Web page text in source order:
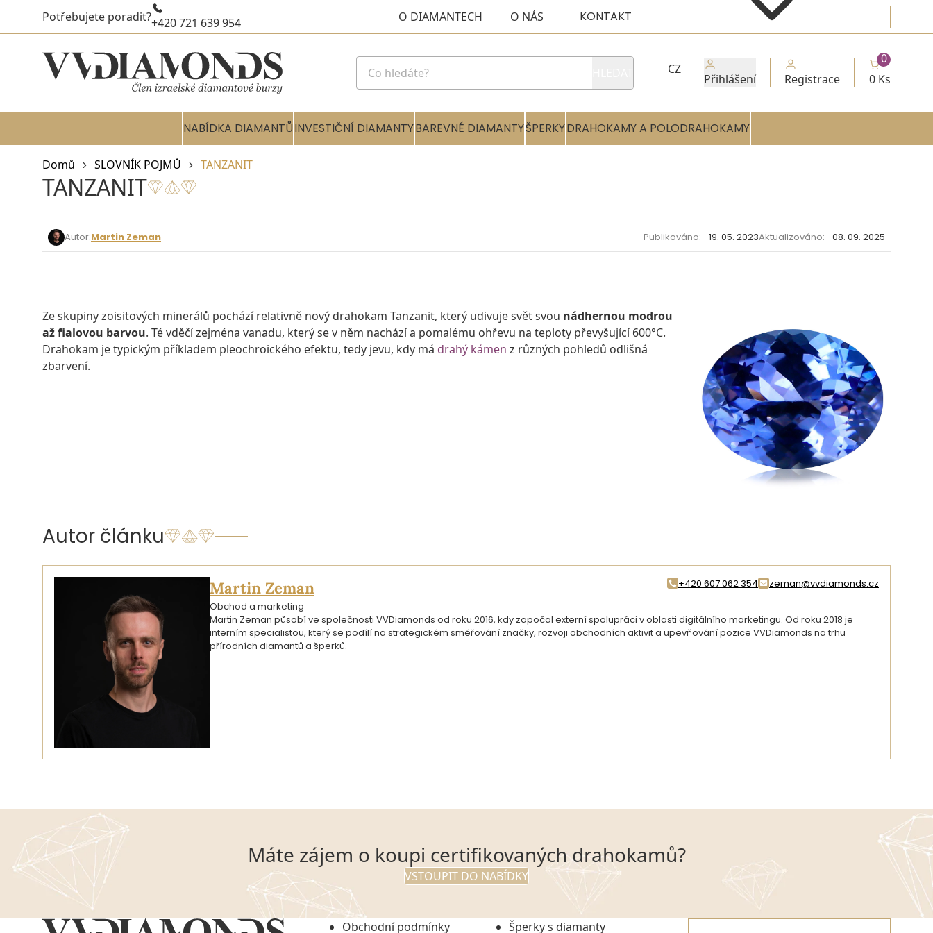
Potřebujete poradit?+420 721 639 954 O DIAMANTECH O NÁS KONTAKT
CZ
Přihlášení Registrace 0 Ks
0
NABÍDKA DIAMANTŮINVESTIČNÍ DIAMANTYBAREVNÉ DIAMANTYŠPERKYDRAHOKAMY A POLODRAHOKAMY
Domů SLOVNÍK POJMŮ TANZANIT
TANZANIT
Autor:Martin Zeman Publikováno: 19. 05. 2023Aktualizováno: 08. 09. 2025
Ze skupiny zoisitových minerálů pochází relativně nový drahokam Tanzanit, který udivuje svět svou nádhernou modrou
až fialovou barvou. Té vděčí zejména vanadu, který se v něm nachází a pomalému ohřevu na teploty převyšující 600°C.
Drahokam je typickým příkladem pleochroického efektu, tedy jevu, kdy má drahý kámen z různých pohledů odlišná
zbarvení.
Autor článku
Martin Zeman
Obchod a marketing
+420 607 062 354 zeman@vvdiamonds.cz
Martin Zeman působí ve společnosti VVDiamonds od roku 2016, kdy započal externí spolupráci v oblasti digitálního marketingu. Od roku 2018 je
interním specialistou, který se podílí na strategickém směřování značky, rozvoji obchodních aktivit a upevňování pozice VVDiamonds na trhu
přírodních diamantů a šperků.
Máte zájem o koupi certifikovaných drahokamů?
VSTOUPIT DO NABÍDKY
Obchodní podmínky Šperky s diamanty